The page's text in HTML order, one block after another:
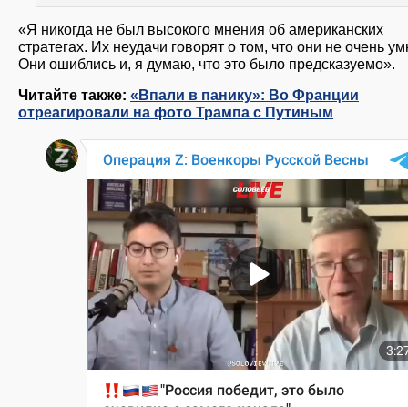
«Я никогда не был высокого мнения об американских
стратегах. Их неудачи говорят о том, что они не очень
Они ошиблись и, я думаю, что это было предсказуемо».
Читайте также: «Впали в панику»: Во Франции
отреагировали на фото Трампа с Путиным